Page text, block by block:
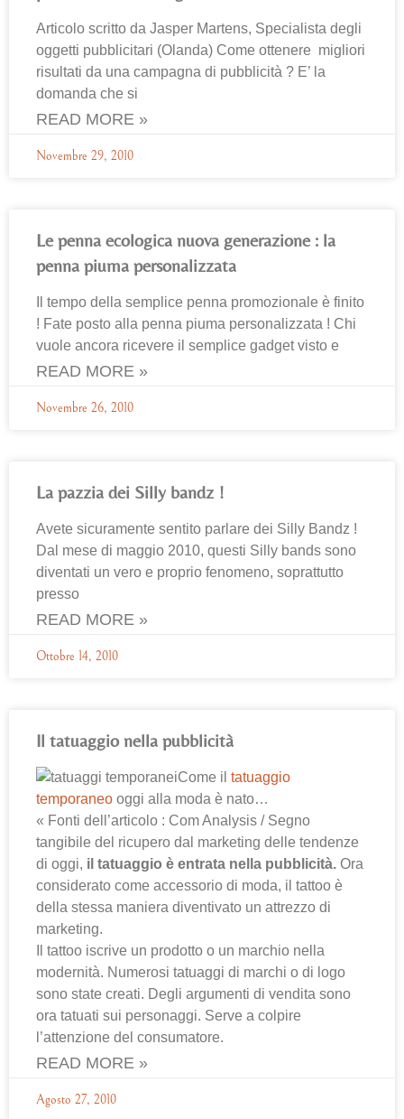
Articolo scritto da Jasper Martens, Specialista degli
oggetti pubblicitari (Olanda) Come ottenere migliori
risultati da una campagna di pubblicità ? E’ la
domanda che si
READ MORE »
Novembre 29, 2010
Le penna ecologica nuova generazione : la
penna piuma personalizzata
Il tempo della semplice penna promozionale è finito
! Fate posto alla penna piuma personalizzata ! Chi
vuole ancora ricevere il semplice gadget visto e
READ MORE »
Novembre 26, 2010
La pazzia dei Silly bandz !
Avete sicuramente sentito parlare dei Silly Bandz !
Dal mese di maggio 2010, questi Silly bands sono
diventati un vero e proprio fenomeno, soprattutto
presso
READ MORE »
Ottobre 14, 2010
Il tatuaggio nella pubblicità
Come il tatuaggio
temporaneo oggi alla moda è nato…
« Fonti dell’articolo : Com Analysis / Segno
tangibile del ricupero dal marketing delle tendenze
di oggi, il tatuaggio è entrata nella pubblicità. Ora
considerato come accessorio di moda, il tattoo è
della stessa maniera diventivato un attrezzo di
marketing.
Il tattoo iscrive un prodotto o un marchio nella
modernità. Numerosi tatuaggi di marchi o di logo
sono state creati. Degli argumenti di vendita sono
ora tatuati sui personaggi. Serve a colpire
l’attenzione del consumatore.
READ MORE »
Agosto 27, 2010